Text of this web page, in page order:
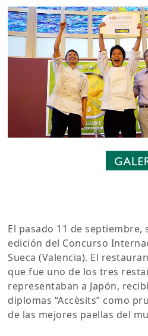
El pasado 11 de septiembre,
edición del Concurso
Sueca (Valencia). El
que fue uno de los tres
representaban a Japón,
diplomas “Accèsits” como
de las mejores paellas del